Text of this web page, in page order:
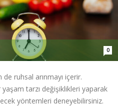
0
ruhsal arınmayı içerir.
tarzı değişiklikleri yaparak
yöntemleri deneyebilirsiniz.